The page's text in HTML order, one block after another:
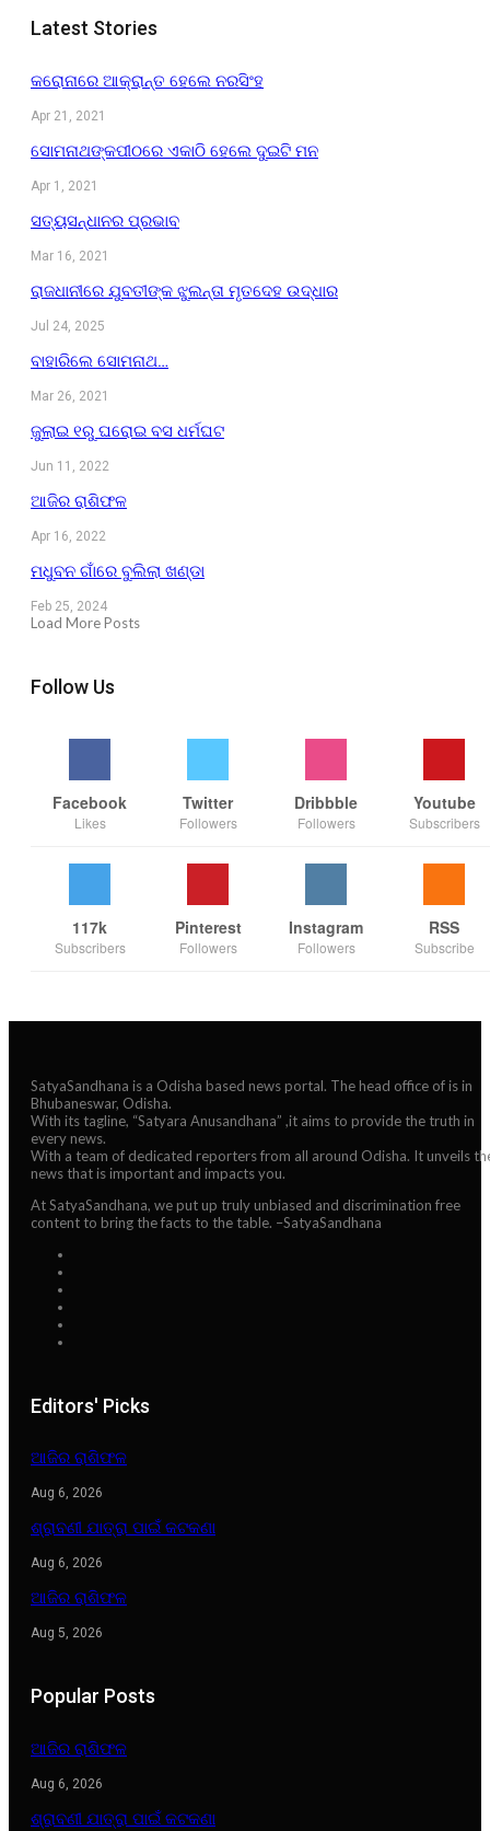
Latest Stories
କରୋନାରେ ଆକ୍ରାନ୍ତ ହେଲେ ନରସିଂହ
Apr 21, 2021
ସୋମନାଥଙ୍କପୀଠରେ ଏକାଠି ହେଲେ ଦୁଇଟି ମନ
Apr 1, 2021
ସତ୍ୟସନ୍ଧାନର ପ୍ରଭାବ
Mar 16, 2021
ରାଜଧାନୀରେ ଯୁବତୀଙ୍କ ଝୁଲନ୍ତା ମୃତଦେହ ଉଦ୍ଧାର
Jul 24, 2025
ବାହାରିଲେ ସୋମନାଥ…
Mar 26, 2021
ଜୁଲାଇ ୧ରୁ ଘରୋଇ ବସ ଧର୍ମଘଟ
Jun 11, 2022
ଆଜିର ରାଶିଫଳ
Apr 16, 2022
ମଧୁବନ ଗାଁରେ ବୁଲିଲା ଖଣ୍ଡା
Feb 25, 2024
Load More Posts
Follow Us
Facebook
Likes
Twitter
Followers
Dribbble
Followers
Youtube
Subscribers
117k
Subscribers
Pinterest
Followers
Instagram
Followers
RSS
Subscribe
SatyaSandhana is a Odisha based news portal. The head office of is in
Bhubaneswar, Odisha.
With its tagline, “Satyara Anusandhana” ,it aims to provide the truth in
every news.
With a team of dedicated reporters from all around Odisha. It unveils
news that is important and impacts you.
At SatyaSandhana, we put up truly unbiased and discrimination free
content to bring the facts to the table. –SatyaSandhana
Editors' Picks
ଆଜିର ରାଶିଫଳ
Aug 6, 2026
ଶ୍ରାବଣୀ ଯାତ୍ରା ପାଇଁ କଟକଣା
Aug 6, 2026
ଆଜିର ରାଶିଫଳ
Aug 5, 2026
Popular Posts
ଆଜିର ରାଶିଫଳ
Aug 6, 2026
ଶ୍ରାବଣୀ ଯାତ୍ରା ପାଇଁ କଟକଣା